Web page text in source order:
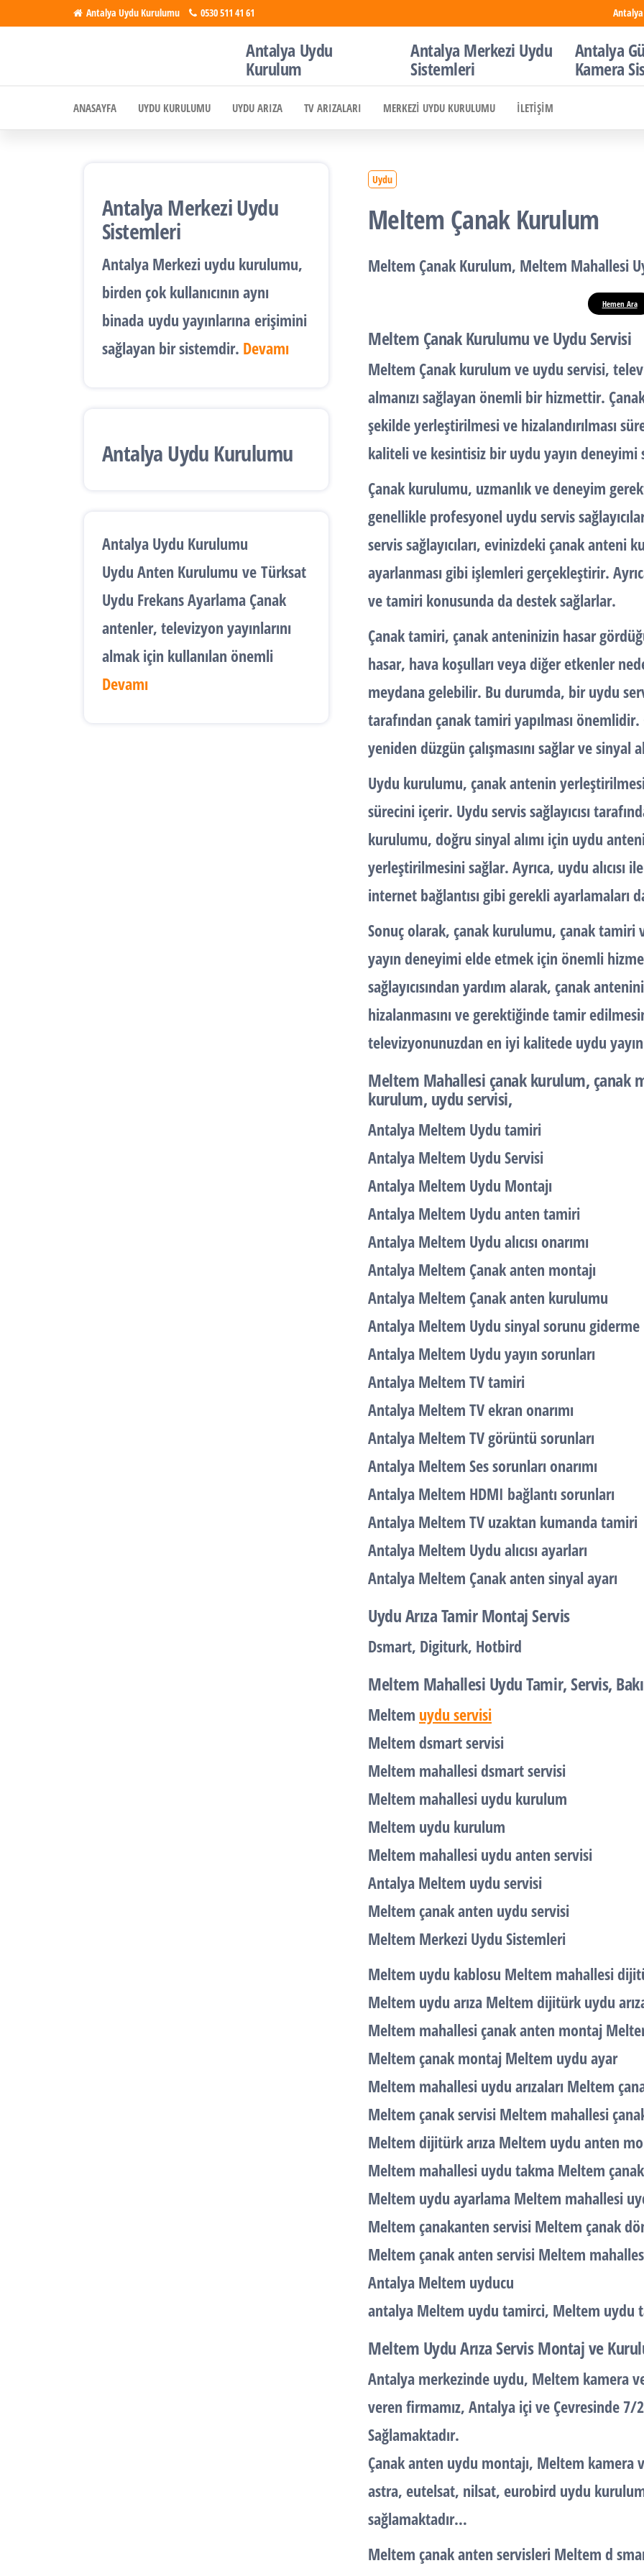
Antalya Uydu Kurulumu 0530 511 41 61
Uydu
Kurulumu
Kurulumu
Antalya Uydu
Kurulum
Antalya Merkezi Uydu
Sistemleri
Antalya
Kamera
ANASAYFA UYDU KURULUMU UYDU ARIZA TV ARIZALARI MERKEZI UYDU KURULUMU İLETIŞIM
Uydu
Meltem Çanak Kurulum
Meltem Çanak Kurulum, Meltem Mahallesi
Hemen Ara
Meltem Çanak Kurulumu ve Uydu Servisi
Meltem Çanak kurulum ve uydu servisi,
almanızı sağlayan önemli bir hizmettir.
şekilde yerleştirilmesi ve hizalandırılması
kaliteli ve kesintisiz bir uydu yayın deneyimi
Çanak kurulumu, uzmanlık ve deneyim
genellikle profesyonel uydu servis
servis sağlayıcıları, evinizdeki çanak anteni
ayarlanması gibi işlemleri gerçekleştirir.
ve tamiri konusunda da destek sağlarlar.
Çanak tamiri, çanak anteninizin hasar
hasar, hava koşulları veya diğer etkenler
meydana gelebilir. Bu durumda, bir uydu
tarafından çanak tamiri yapılması
yeniden düzgün çalışmasını sağlar ve sinyal
Uydu kurulumu, çanak antenin yerleştirilmesi
sürecini içerir. Uydu servis sağlayıcısı
kurulumu, doğru sinyal alımı için uydu
yerleştirilmesini sağlar. Ayrıca, uydu alıcısı
internet bağlantısı gibi gerekli ayarlamaları
Sonuç olarak, çanak kurulumu, çanak tamiri
yayın deneyimi elde etmek için önemli
sağlayıcısından yardım alarak, çanak
hizalanmasını ve gerektiğinde tamir
televizyonunuzdan en iyi kalitede uydu
Meltem Mahallesi çanak kurulum, çanak
kurulum, uydu servisi,
Antalya Meltem Uydu tamiri
Antalya Meltem Uydu Servisi
Antalya Meltem Uydu Montajı
Antalya Meltem Uydu anten tamiri
Antalya Meltem Uydu alıcısı onarımı
Antalya Meltem Çanak anten montajı
Antalya Meltem Çanak anten kurulumu
Antalya Meltem Uydu sinyal sorunu giderme
Antalya Meltem Uydu yayın sorunları
Antalya Meltem TV tamiri
Antalya Meltem TV ekran onarımı
Antalya Meltem TV görüntü sorunları
Antalya Meltem Ses sorunları onarımı
Antalya Meltem HDMI bağlantı sorunları
Antalya Meltem TV uzaktan kumanda tamiri
Antalya Meltem Uydu alıcısı ayarları
Antalya Meltem Çanak anten sinyal ayarı
Uydu Arıza Tamir Montaj Servis
Dsmart, Digiturk, Hotbird
Meltem Mahallesi Uydu Tamir, Servis,
Meltem uydu servisi
Meltem dsmart servisi
Meltem mahallesi dsmart servisi
Meltem mahallesi uydu kurulum
Meltem uydu kurulum
Meltem mahallesi uydu anten servisi
Antalya Meltem uydu servisi
Meltem çanak anten uydu servisi
Meltem Merkezi Uydu Sistemleri
Meltem uydu kablosu Meltem mahallesi
Meltem uydu arıza Meltem dijitürk uydu
Meltem mahallesi çanak anten montaj
Meltem çanak montaj Meltem uydu ayar
Meltem mahallesi uydu arızaları Meltem
Meltem çanak servisi Meltem mahallesi
Meltem dijitürk arıza Meltem uydu anten
Meltem mahallesi uydu takma Meltem
Meltem uydu ayarlama Meltem mahallesi
Meltem çanakanten servisi Meltem çanak
Meltem çanak anten servisi Meltem
Antalya Meltem uyducu
antalya Meltem uydu tamirci, Meltem uydu
Meltem Uydu Arıza Servis Montaj ve
Antalya merkezinde uydu, Meltem kamera
veren firmamız, Antalya içi ve Çevresinde 7/
Sağlamaktadır.
Çanak anten uydu montajı, Meltem
astra, eutelsat, nilsat, eurobird uydu
sağlamaktadır…
Meltem çanak anten servisleri Meltem d
Antalya Merkezi Uydu
Sistemleri
Antalya Merkezi uydu kurulumu,
birden çok kullanıcının aynı
binada uydu yayınlarına erişimini
sağlayan bir sistemdir. Devamı
Antalya Uydu Kurulumu
Antalya Uydu Kurulumu
Uydu Anten Kurulumu ve Türksat
Uydu Frekans Ayarlama Çanak
antenler, televizyon yayınlarını
almak için kullanılan önemli
Devamı